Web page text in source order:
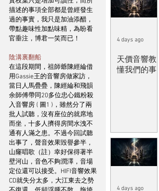
描述的事項全部都是曾經發生
過的事實，我只是加油添醋，
帶點趣味性加點味精，為盼看
官垂注，博君一笑而已！
陰溝裏翻船
在這段期間，祖師爺陳經綸借
用Gassie王的音響房做家訪，
當日人馬疊疊，陳經綸和飛韻
余師傅帶同20多位忠心鐵粉殺
入音響房 ( 圖1 )，雖然分了兩
批人試聽，沒有座位的就席地
而坐，十多人擠得房間水洩不
通有人滿之患。不過今回試聽
出事了，聲音效果毀譽參半，
山窿唱歌（註）幸好保得著半
壁河山，音色不夠潤澤，音場
定位還可以接受。HIFI音響效果
CD就失分太多，大江東去之勢
天價音響教
懂我們的事
4 days ago
4 days ago